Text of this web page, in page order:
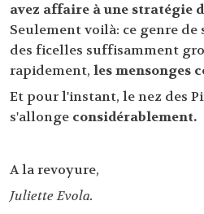
avez affaire à une stratégie
Seulement voilà: ce genre de
des ficelles suffisamment
rapidement, les mensonges
Et pour l'instant, le nez des
s'allonge considérablement.
A la revoyure,
Juliette Evola.